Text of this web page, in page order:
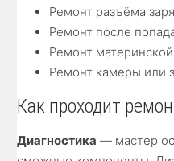
Ремонт разъёма
Ремонт после
Ремонт
Ремонт камеры или
Как проходит
Диагностика — мастер